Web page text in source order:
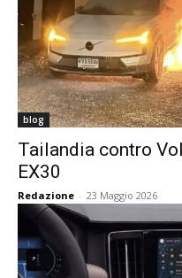
blog
Tailandia contro
EX30
Redazione - 23 Maggio 2026